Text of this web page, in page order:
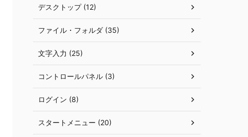
デスクトップ (12)
ファイル・フォルダ (35)
文字入力 (25)
コントロールパネル (3)
ログイン (8)
スタートメニュー (20)